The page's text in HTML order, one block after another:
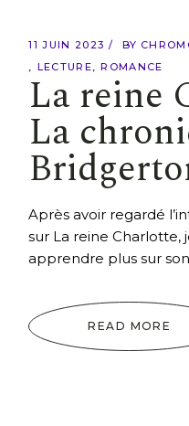
11 JUIN 2023 BY
LECTURE
ROMANCE
La reine
La
Après avoir regardé
sur La reine Charlotte,
apprendre plus sur
READ MORE